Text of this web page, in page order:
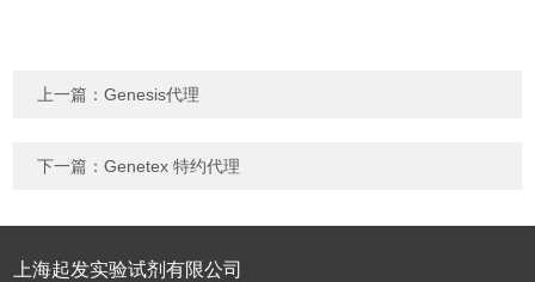
上一篇：Genesis代理
下一篇：Genetex 特约代理
上海起发实验试剂有限公司